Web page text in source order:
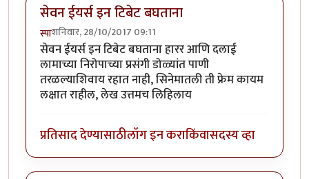
सेवन ईयर्स इन टिबेट बघताना
स्पाशनिवार, 28/10/2017 09:11
सेवन ईयर्स इन टिबेट बघताना हारर आणि दलाई
लामाच्या निरोपाच्या प्रसंगी डोळ्यांत पाणी
तरळल्याशिवाय रहात नाही, सिनेमातली ती फ्रेम कायम
लक्षात राहील, लेख उत्तमच लिहिलाय
प्रतिसाद देण्यासाठीलॉग इन कराकिंवासदस्य व्हा